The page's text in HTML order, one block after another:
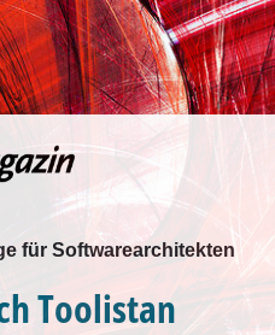
für Softwarearchitekten
Toolistan